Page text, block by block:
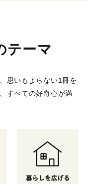
テーマ
思いもよらない1冊を
すべての好奇心が満